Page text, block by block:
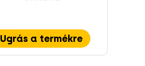
Ugrás a termékre